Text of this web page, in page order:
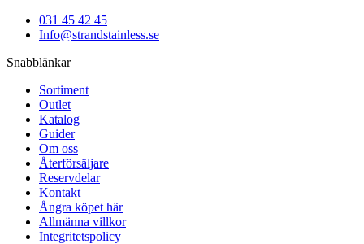
031 45 42 45
Info@strandstainless.se
Snabblänkar
Sortiment
Outlet
Katalog
Guider
Om oss
Återförsäljare
Reservdelar
Kontakt
Ångra köpet här
Allmänna villkor
Integritetspolicy